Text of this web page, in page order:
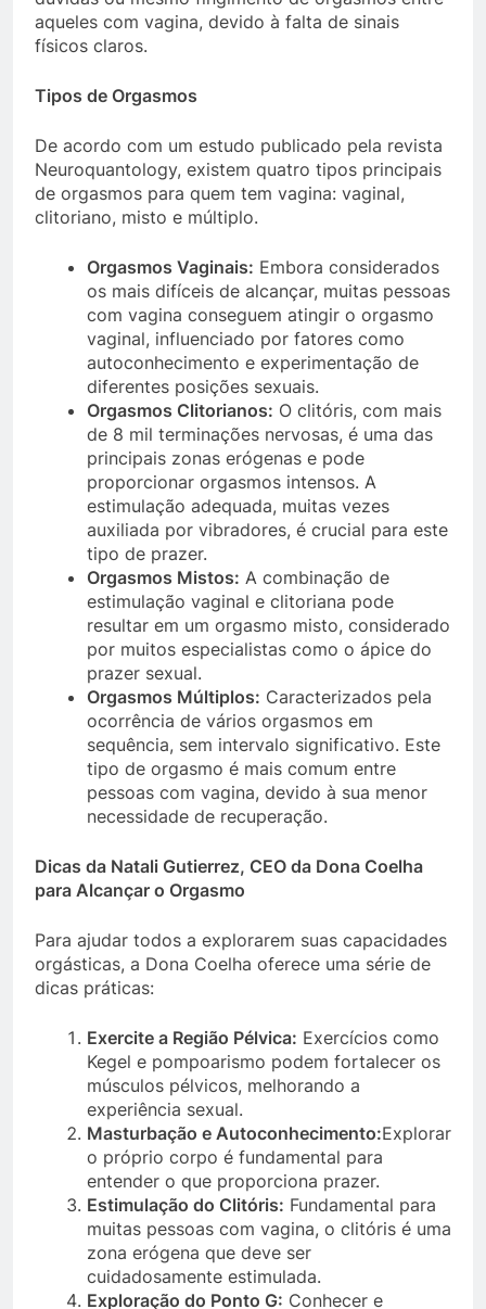
aqueles com vagina, devido à falta de sinais
físicos claros.
Tipos de Orgasmos
De acordo com um estudo publicado pela revista
Neuroquantology, existem quatro tipos principais
de orgasmos para quem tem vagina: vaginal,
clitoriano, misto e múltiplo.
Orgasmos Vaginais: Embora considerados
os mais difíceis de alcançar, muitas pessoas
com vagina conseguem atingir o orgasmo
vaginal, influenciado por fatores como
autoconhecimento e experimentação de
diferentes posições sexuais.
Orgasmos Clitorianos: O clitóris, com mais
de 8 mil terminações nervosas, é uma das
principais zonas erógenas e pode
proporcionar orgasmos intensos. A
estimulação adequada, muitas vezes
auxiliada por vibradores, é crucial para este
tipo de prazer.
Orgasmos Mistos: A combinação de
estimulação vaginal e clitoriana pode
resultar em um orgasmo misto, considerado
por muitos especialistas como o ápice do
prazer sexual.
Orgasmos Múltiplos: Caracterizados pela
ocorrência de vários orgasmos em
sequência, sem intervalo significativo. Este
tipo de orgasmo é mais comum entre
pessoas com vagina, devido à sua menor
necessidade de recuperação.
Dicas da Natali Gutierrez, CEO da Dona Coelha
para Alcançar o Orgasmo
Para ajudar todos a explorarem suas capacidades
orgásticas, a Dona Coelha oferece uma série de
dicas práticas:
Exercite a Região Pélvica: Exercícios como
Kegel e pompoarismo podem fortalecer os
músculos pélvicos, melhorando a
experiência sexual.
Masturbação e Autoconhecimento:Explorar
o próprio corpo é fundamental para
entender o que proporciona prazer.
Estimulação do Clitóris: Fundamental para
muitas pessoas com vagina, o clitóris é uma
zona erógena que deve ser
cuidadosamente estimulada.
Exploração do Ponto G: Conhecer e